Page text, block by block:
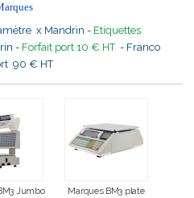
x Mandrin - Etiquettes
- Forfait port 10 € HT- Franco
90 € HT
Jumbo Marques BM3 plate